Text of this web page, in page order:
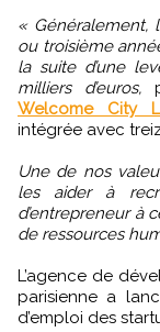
« Généralement,
ou troisième
la suite d’une
milliers d’euros,
Welcome City
intégrée avec
Une de nos
les aider à
d’entrepreneur à
de ressources
L’agence de
parisienne a
d’emploi des